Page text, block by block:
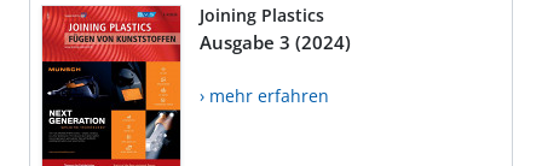
Joining Plastics
Ausgabe 3 (2024)
› mehr erfahren